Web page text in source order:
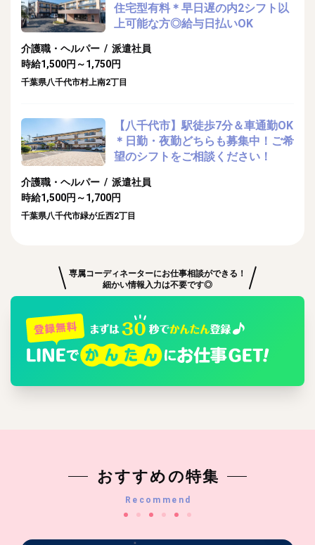
住宅型有料＊早日遅の内2シフト以
上可能な方◎給与日払いOK
介護職・ヘルパー / 派遣社員
時給1,500円～1,750円
千葉県八千代市村上南2丁目
【八千代市】駅徒歩7分＆車通勤OK
＊日勤・夜勤どちらも募集中！ご希
望のシフトをご相談ください！
介護職・ヘルパー / 派遣社員
時給1,500円～1,700円
千葉県八千代市緑が丘西2丁目
専属コーディネーターにお仕事相談ができる！
細かい情報入力は不要です◎
おすすめの特集
Recommend